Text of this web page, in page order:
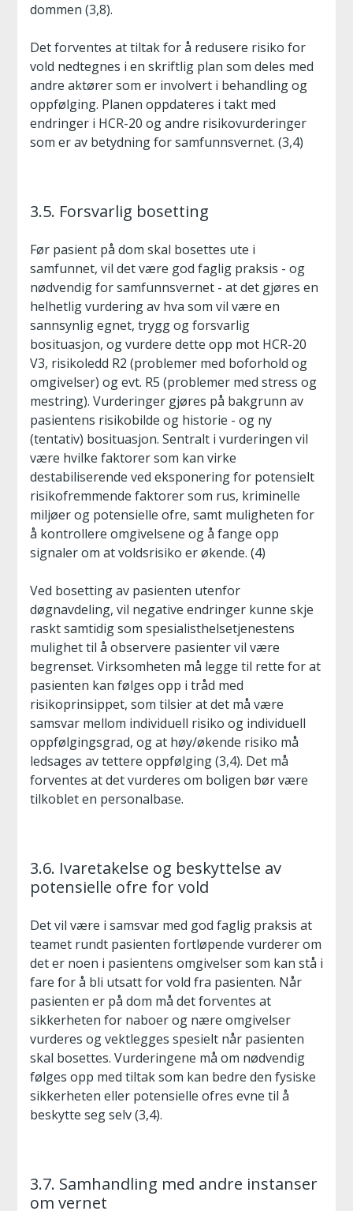
dommen (3,8).
Det forventes at tiltak for å redusere risiko for
vold nedtegnes i en skriftlig plan som deles med
andre aktører som er involvert i behandling og
oppfølging. Planen oppdateres i takt med
endringer i HCR-20 og andre risikovurderinger
som er av betydning for samfunnsvernet. (3,4)
3.5. Forsvarlig bosetting
Før pasient på dom skal bosettes ute i
samfunnet, vil det være god faglig praksis - og
nødvendig for samfunnsvernet - at det gjøres en
helhetlig vurdering av hva som vil være en
sannsynlig egnet, trygg og forsvarlig
bosituasjon, og vurdere dette opp mot HCR-20
V3, risikoledd R2 (problemer med boforhold og
omgivelser) og evt. R5 (problemer med stress og
mestring). Vurderinger gjøres på bakgrunn av
pasientens risikobilde og historie - og ny
(tentativ) bosituasjon. Sentralt i vurderingen vil
være hvilke faktorer som kan virke
destabiliserende ved eksponering for potensielt
risikofremmende faktorer som rus, kriminelle
miljøer og potensielle ofre, samt muligheten for
å kontrollere omgivelsene og å fange opp
signaler om at voldsrisiko er økende. (4)
Ved bosetting av pasienten utenfor
døgnavdeling, vil negative endringer kunne skje
raskt samtidig som spesialisthelsetjenestens
mulighet til å observere pasienter vil være
begrenset. Virksomheten må legge til rette for at
pasienten kan følges opp i tråd med
risikoprinsippet, som tilsier at det må være
samsvar mellom individuell risiko og individuell
oppfølgingsgrad, og at høy/økende risiko må
ledsages av tettere oppfølging (3,4). Det må
forventes at det vurderes om boligen bør være
tilkoblet en personalbase.
3.6. Ivaretakelse og beskyttelse av
potensielle ofre for vold
Det vil være i samsvar med god faglig praksis at
teamet rundt pasienten fortløpende vurderer om
det er noen i pasientens omgivelser som kan stå i
fare for å bli utsatt for vold fra pasienten. Når
pasienten er på dom må det forventes at
sikkerheten for naboer og nære omgivelser
vurderes og vektlegges spesielt når pasienten
skal bosettes. Vurderingene må om nødvendig
følges opp med tiltak som kan bedre den fysiske
sikkerheten eller potensielle ofres evne til å
beskytte seg selv (3,4).
3.7. Samhandling med andre instanser
om vernet